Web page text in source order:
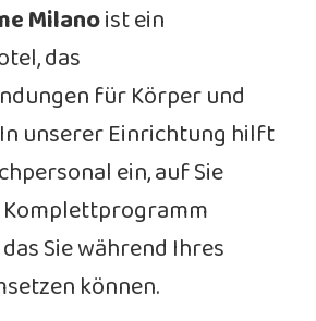
Milanoist ein
das
für Körper und
unserer Einrichtung hilft
ein, auf Sie
Sie während Ihres
können.